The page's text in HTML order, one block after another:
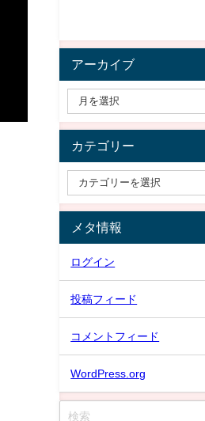
アーカイブ
カテゴリー
メタ情報
ログイン
投稿フィード
コメントフィード
WordPress.org